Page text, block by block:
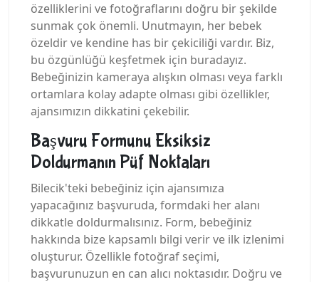
özelliklerini ve fotoğraflarını doğru bir şekilde
sunmak çok önemli. Unutmayın, her bebek
özeldir ve kendine has bir çekiciliği vardır. Biz,
bu özgünlüğü keşfetmek için buradayız.
Bebeğinizin kameraya alışkın olması veya farklı
ortamlara kolay adapte olması gibi özellikler,
ajansımızın dikkatini çekebilir.
Başvuru Formunu Eksiksiz
Doldurmanın Püf Noktaları
Bilecik'teki bebeğiniz için ajansımıza
yapacağınız başvuruda, formdaki her alanı
dikkatle doldurmalısınız. Form, bebeğiniz
hakkında bize kapsamlı bilgi verir ve ilk izlenimi
oluşturur. Özellikle fotoğraf seçimi,
başvurunuzun en can alıcı noktasıdır. Doğru ve